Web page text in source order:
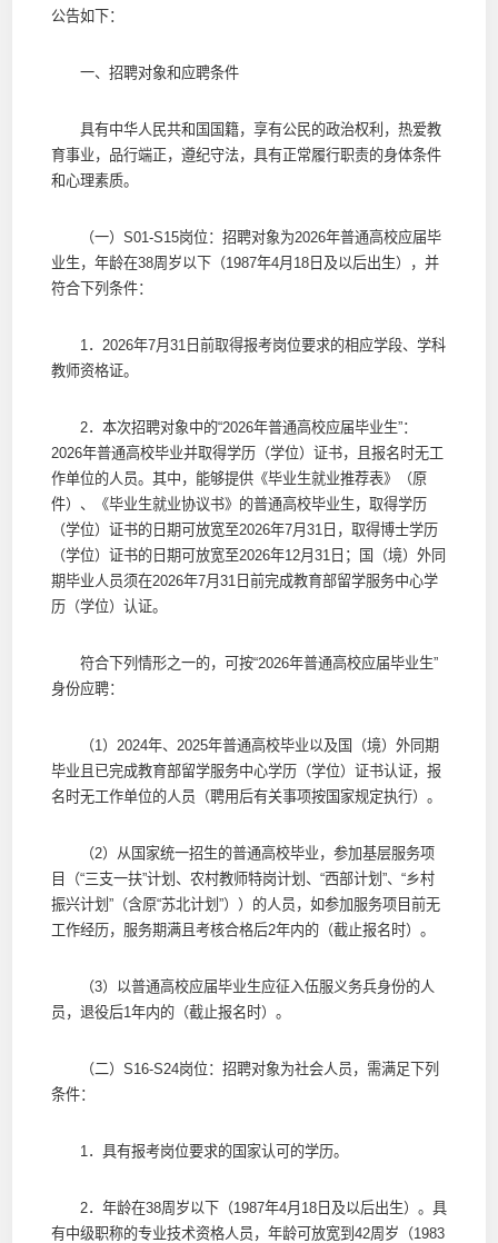
公告如下：
一、招聘对象和应聘条件
具有中华人民共和国国籍，享有公民的政治权利，热爱教
育事业，品行端正，遵纪守法，具有正常履行职责的身体条件
和心理素质。
（一）S01-S15岗位：招聘对象为2026年普通高校应届毕
业生，年龄在38周岁以下（1987年4月18日及以后出生），并
符合下列条件：
1．2026年7月31日前取得报考岗位要求的相应学段、学科
教师资格证。
2．本次招聘对象中的“2026年普通高校应届毕业生”：
2026年普通高校毕业并取得学历（学位）证书，且报名时无工
作单位的人员。其中，能够提供《毕业生就业推荐表》（原
件）、《毕业生就业协议书》的普通高校毕业生，取得学历
（学位）证书的日期可放宽至2026年7月31日，取得博士学历
（学位）证书的日期可放宽至2026年12月31日；国（境）外同
期毕业人员须在2026年7月31日前完成教育部留学服务中心学
历（学位）认证。
符合下列情形之一的，可按“2026年普通高校应届毕业生”
身份应聘：
（1）2024年、2025年普通高校毕业以及国（境）外同期
毕业且已完成教育部留学服务中心学历（学位）证书认证，报
名时无工作单位的人员（聘用后有关事项按国家规定执行）。
（2）从国家统一招生的普通高校毕业，参加基层服务项
目（“三支一扶”计划、农村教师特岗计划、“西部计划”、“乡村
振兴计划”（含原“苏北计划”））的人员，如参加服务项目前无
工作经历，服务期满且考核合格后2年内的（截止报名时）。
（3）以普通高校应届毕业生应征入伍服义务兵身份的人
员，退役后1年内的（截止报名时）。
（二）S16-S24岗位：招聘对象为社会人员，需满足下列
条件：
1．具有报考岗位要求的国家认可的学历。
2．年龄在38周岁以下（1987年4月18日及以后出生）。具
有中级职称的专业技术资格人员，年龄可放宽到42周岁（1983